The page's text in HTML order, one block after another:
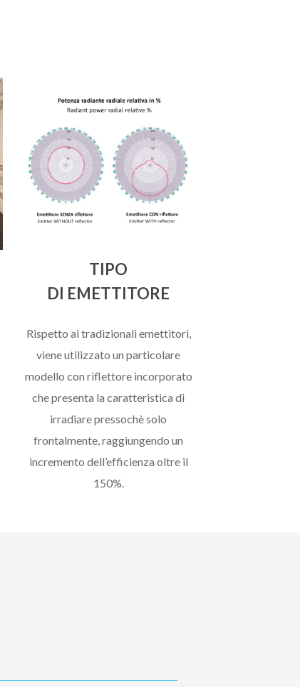
TIPO
DI EMETTITORE
Rispetto ai tradizionali emettitori,
viene utilizzato un particolare
modello con riflettore incorporato
che presenta la caratteristica di
irradiare pressochè solo
frontalmente, raggiungendo un
incremento dell’efficienza oltre il
150%.